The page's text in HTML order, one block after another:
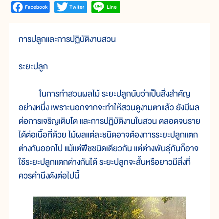
การปลูกและการปฏิบัติงานสวน
ระยะปลูก
ในการทำสวนผลไม้ ระยะปลูกนับว่าเป็นสิ่งสำคัญ
อย่างหนึ่ง เพราะนอกจากจะทำให้สวนดูงามตาแล้ว ยังมีผล
ต่อการเจริญเติบโต และการปฏิบัติงานในสวน ตลอดจนราย
ได้ต่อเนื้อที่ด้วย ไม้ผลแต่ละชนิดอาจต้องการระยะปลูกแตก
ต่างกันออกไป แม้แต่พืชชนิดเดียวกัน แต่ต่างพันธุ์กันก็อาจ
ใช้ระยะปลูกแตกต่างกันได้ ระยะปลูกจะสั้นหรือยาวมีสิ่งที่
ควรคำนึงดังต่อไปนี้